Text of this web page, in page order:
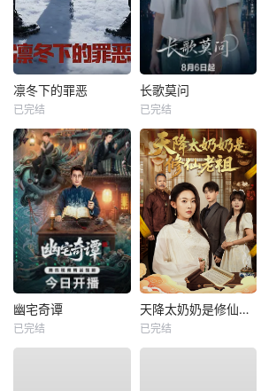
凛冬下的罪恶
已完结
长歌莫问
已完结
幽宅奇谭
已完结
天降太奶奶是修仙老祖
已完结